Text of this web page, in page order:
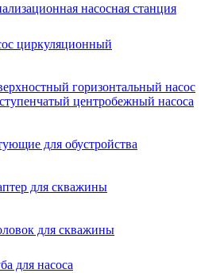
насосная станция
циркуляционный
горизонтальный насос
центробежный насоса
для обустройства
для скважины
для скважины
для насоса